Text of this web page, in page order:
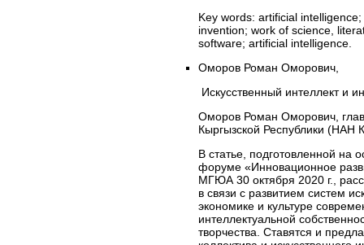
Key words: artificial
invention; work of science,
software; artificial intelligence.
Оморов Роман Оморович,
Искусственный интеллект и
Оморов Роман Оморович,
Кыргызской Республики (НАН
В статье, подготовленной на
форуме «Инновационное
МГЮА 30 октября 2020 г.,
в связи с развитием систем
экономике и культуре
интеллектуальной
творчества. Ставятся и